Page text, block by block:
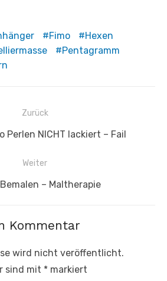
Fimo
Hexen
Pentagramm
Zurück
Perlen NICHT lackiert – Fail
Weiter
– Maltherapie
Kommentar
wird nicht veröffentlicht.
sind mit * markiert